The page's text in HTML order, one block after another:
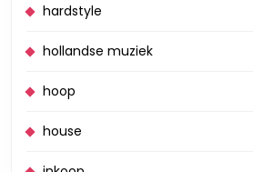
hardstyle
hollandse muziek
hoop
house